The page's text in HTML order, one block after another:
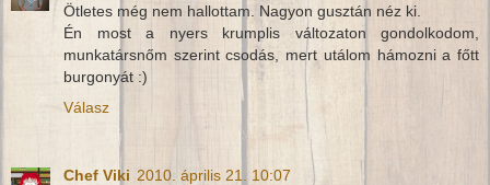
Ötletes még nem hallottam. Nagyon gusztán néz ki.
Én most a nyers krumplis változaton gondolkodom,
munkatársnőm szerint csodás, mert utálom hámozni a főtt
burgonyát :)
Válasz
Chef Viki 2010. április 21. 10:07